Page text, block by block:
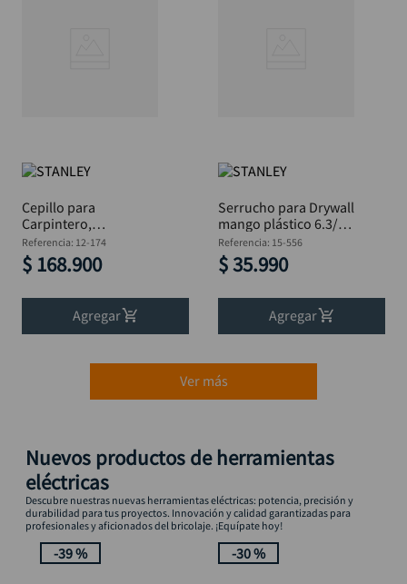
Cepillo para
Carpintero,
corrugado No.4
STANLEY 12-174
Referencia: 12-174
$ 168.900
Agregar
Serrucho para Drywall
mango plástico 6.3/8
STANLEY 15-556
Referencia: 15-556
$35.990
Agregar
Ver más
Nuevos productos de herramientas
eléctricas
Descubre nuestras nuevas herramientas eléctricas: potencia, precisión y
durabilidad para tus proyectos. Innovación y calidad garantizadas para
profesionales y aficionados del bricolaje. ¡Equípate hoy!
-39 % -30 %